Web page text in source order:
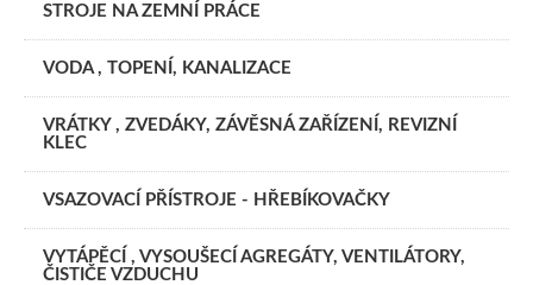
STROJE NA ZEMNÍ PRÁCE
VODA , TOPENÍ, KANALIZACE
VRÁTKY , ZVEDÁKY, ZÁVĚSNÁ ZAŘÍZENÍ, REVIZNÍ
KLEC
VSAZOVACÍ PŘÍSTROJE - HŘEBÍKOVAČKY
VYTÁPĚCÍ , VYSOUŠECÍ AGREGÁTY, VENTILÁTORY,
ČISTIČE VZDUCHU